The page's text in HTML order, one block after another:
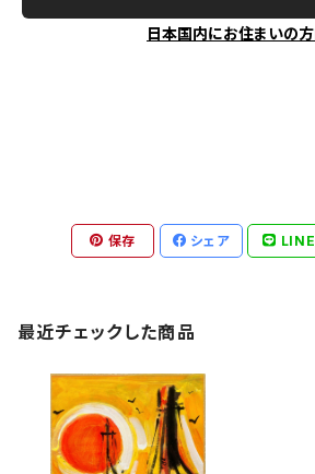
日本国内にお住まいの
保存 シェア LINE
最近チェックした商品